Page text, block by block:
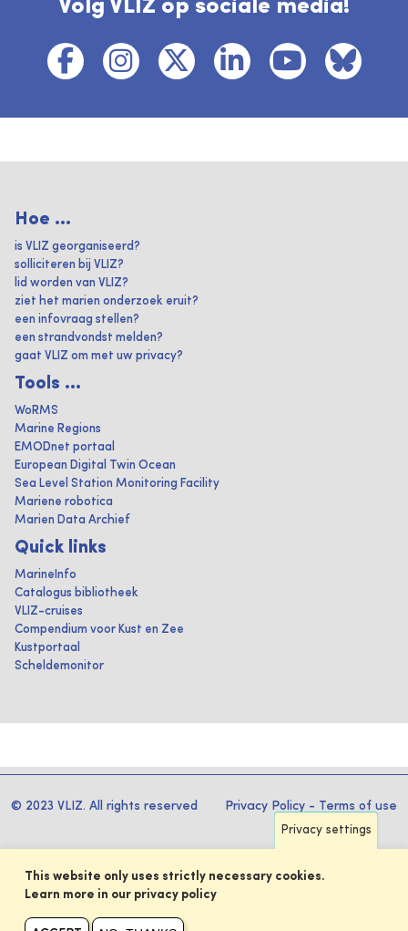
Volg VLIZ op sociale media!
Hoe ...
is VLIZ georganiseerd?
solliciteren bij VLIZ?
lid worden van VLIZ?
ziet het marien onderzoek eruit?
een infovraag stellen?
een strandvondst melden?
gaat VLIZ om met uw privacy?
Tools ...
WoRMS
Marine Regions
EMODnet portaal
European Digital Twin Ocean
Sea Level Station Monitoring Facility
Mariene robotica
Marien Data Archief
Quick links
MarineInfo
Catalogus bibliotheek
VLIZ-cruises
Compendium voor Kust en Zee
Kustportaal
Scheldemonitor
© 2023 VLIZ. All rights reserved Privacy Policy - Terms of use
Privacy settings
This website only uses strictly necessary cookies.
Learn more in our privacy policy